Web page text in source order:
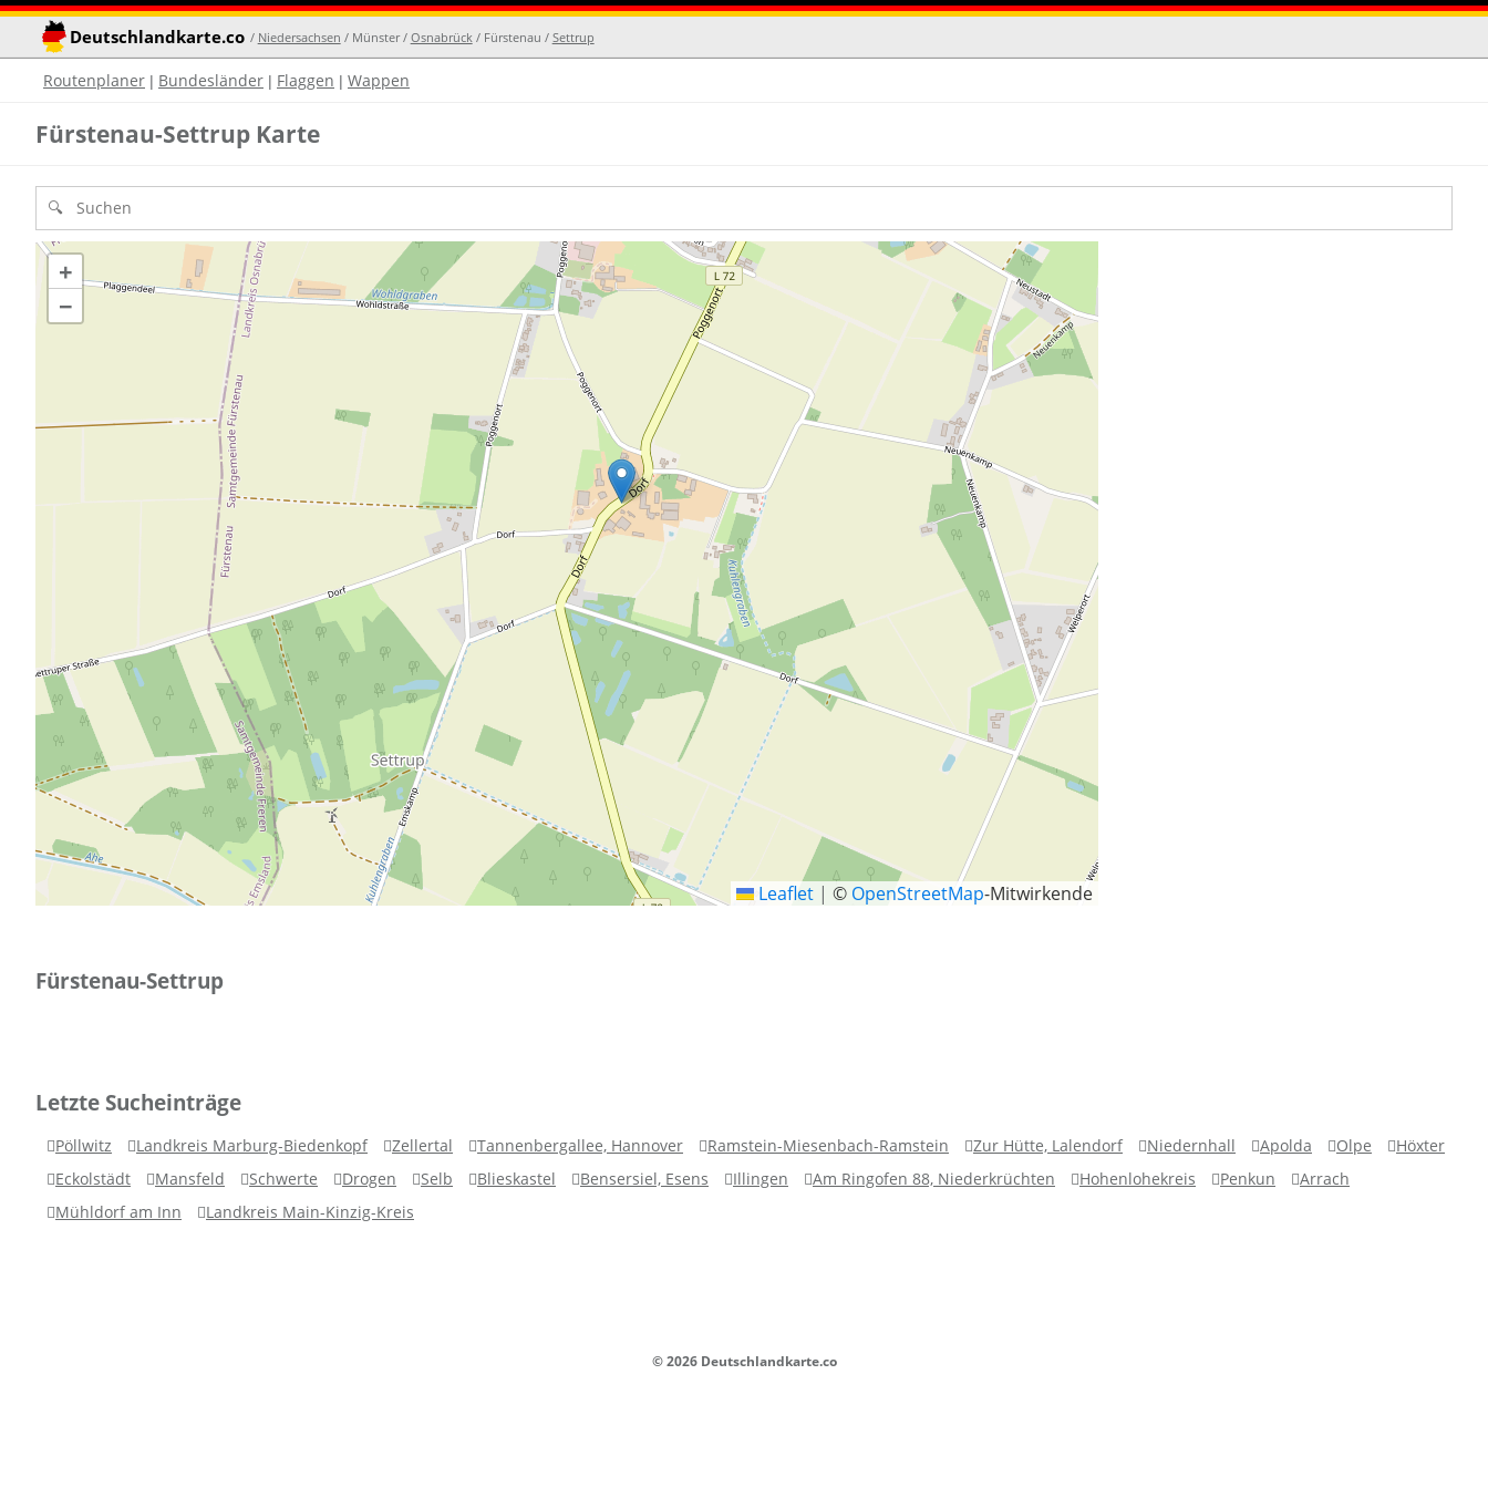
Deutschlandkarte.co / Niedersachsen / Münster / Osnabrück / Fürstenau / Settrup
Routenplaner | Bundesländer | Flaggen | Wappen
Fürstenau-Settrup Karte
+
−
Leaflet | © OpenStreetMap-Mitwirkende
Fürstenau-Settrup
Letzte Sucheinträge
Pöllwitz Landkreis Marburg-Biedenkopf Zellertal Tannenbergallee, Hannover Ramstein-Miesenbach-Ramstein Zur Hütte, Lalendorf Niedernhall Apolda Olpe
Höxter
Eckolstädt
Mansfeld Schwerte Drogen Selb Blieskastel Bensersiel, Esens Illingen Am Ringofen 88, Niederkrüchten Hohenlohekreis Penkun
Arrach
Mühldorf am Inn
Landkreis Main-Kinzig-Kreis
© 2026 Deutschlandkarte.co